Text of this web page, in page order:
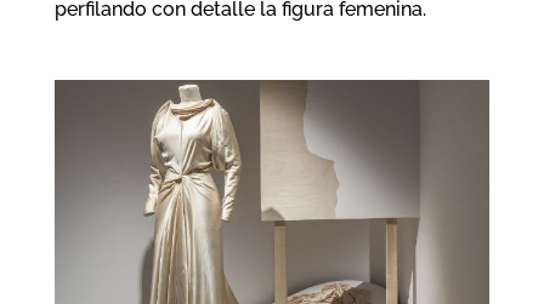
perfilando con detalle la figura femenina.